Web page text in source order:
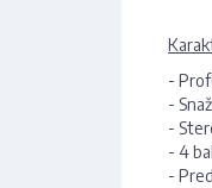
-
-
-
- 4
-